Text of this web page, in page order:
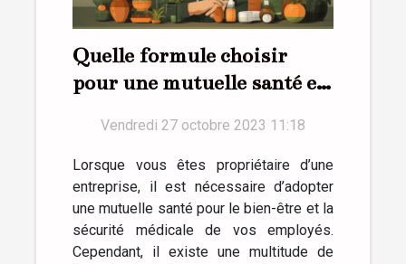
Quelle formule choisir
pour une mutuelle santé en
Vendredi 27 octobre 2023 11:18
Lorsque vous êtes propriétaire d’une
entreprise, il est nécessaire d’adopter
une mutuelle santé pour le bien-être et la
sécurité médicale de vos employés.
Cependant, il existe une multitude de